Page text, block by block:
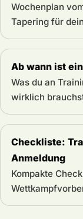
Wochenplan
Tapering für
Ab wann ist
Was du an
wirklich
Checkliste:
Anmeldung
Kompakte